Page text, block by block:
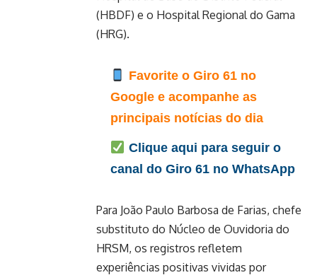
(HBDF) e o Hospital Regional do Gama
(HRG).
Favorite o Giro 61 no
Google e acompanhe as
principais notícias do dia
Clique aqui para seguir o
canal do Giro 61 no WhatsApp
Para João Paulo Barbosa de Farias, chefe
substituto do Núcleo de Ouvidoria do
HRSM, os registros refletem
experiências positivas vividas por